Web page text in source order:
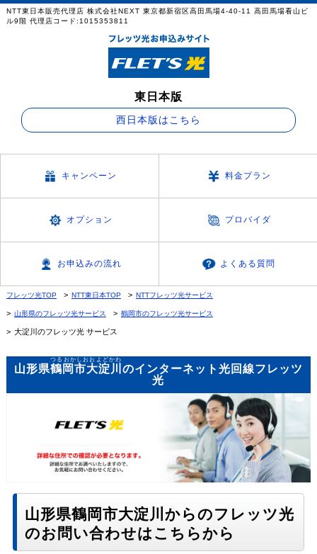
NTT東日本販売代理店 株式会社NEXT 東京都新宿区高田馬場4-40-11 高田馬場看山ビ
ル9階 代理店コード:1015353811
東日本版
西日本版はこちら
キャンペーン 料金プラン
オプション プロバイダ
お申込みの流れ よくある質問
フレッツ光TOP NTT東日本TOP NTTフレッツ光サービス
山形県のフレッツ光サービス 鶴岡市のフレッツ光サービス
大淀川のフレッツ光 サービス
山形県鶴岡市大淀川
つるおかしおおよどかわ
のインターネット光回線フレッツ
光
山形県鶴岡市大淀川からのフレッツ光
のお問い合わせはこちらから